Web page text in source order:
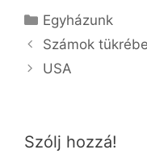
Kategória
Egyházunk
Számok
USA
Szólj hozzá!